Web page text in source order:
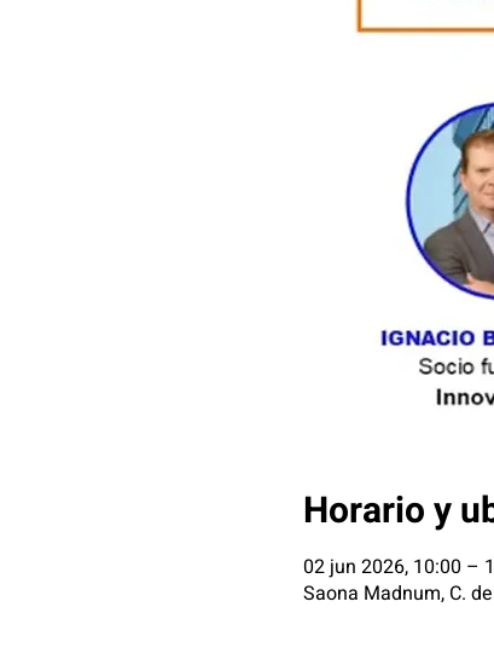
Horario y
02 jun 2026, 10:00 –
Saona Madnum, C.